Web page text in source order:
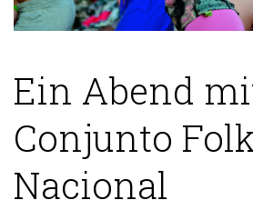
Ein Abend
Conjunto
Nacional